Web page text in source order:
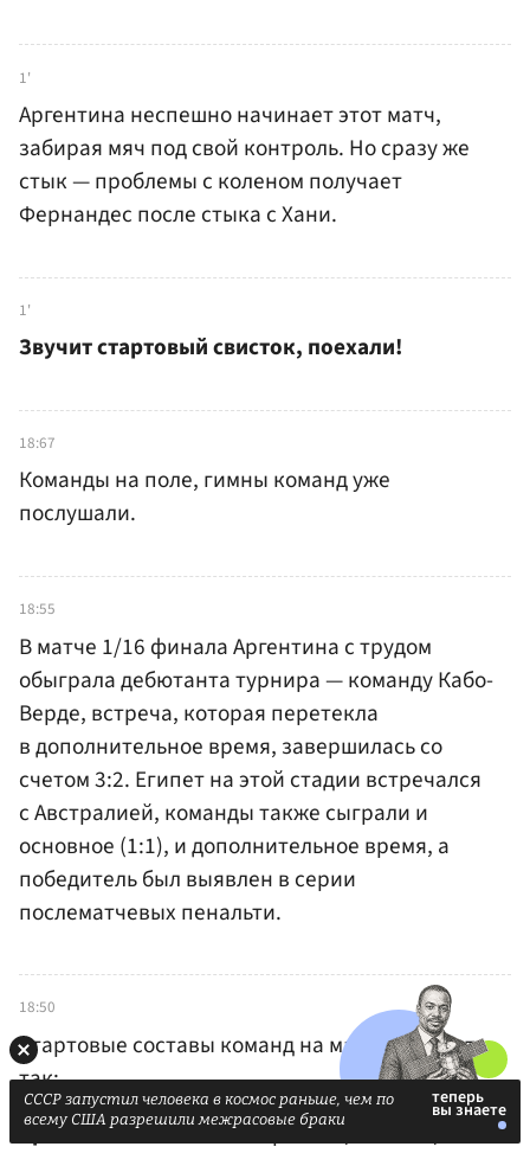
1'
Аргентина неспешно начинает этот матч,
забирая мяч под свой контроль. Но сразу же
стык — проблемы с коленом получает
Фернандес после стыка с Хани.
1'
Звучит стартовый свисток, поехали!
18:67
Команды на поле, гимны команд уже
послушали.
18:55
В матче 1/16 финала Аргентина с трудом
обыграла дебютанта турнира — команду Кабо-
Верде, встреча, которая перетекла
в дополнительное время, завершилась со
счетом 3:2. Египет на этой стадии встречался
с Австралией, команды также сыграли и
основное (1:1), и дополнительное время, а
победитель был выявлен в серии
послематчевых пенальти.
18:50
Стартовые составы команд на матч выглядят
так:
Аргентина: Эмилиано Мартинес, Молина,
СССР запустил человека в космос раньше, чем по
всему США разрешили межрасовые браки